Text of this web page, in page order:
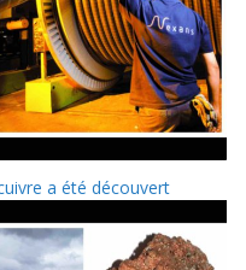
a été découvert